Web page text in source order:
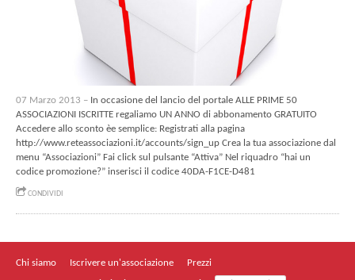
07 Marzo 2013 – In occasione del lancio del portale ALLE PRIME 50
ASSOCIAZIONI ISCRITTE regaliamo UN ANNO di abbonamento GRATUITO
Accedere allo sconto èe semplice: Registrati alla pagina
http://www.reteassociazioni.it/accounts/sign_up Crea la tua associazione dal
menu “Associazioni” Fai click sul pulsante “Attiva” Nel riquadro “hai un
codice promozione?” inserisci il codice 40DA-F1CE-D481
CONDIVIDI
Chi siamo Iscrivere un'associazione
Prezzi